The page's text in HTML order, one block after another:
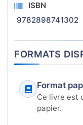
ISBN
9782898741302
FORMATS
Format
Ce livre est
papier.